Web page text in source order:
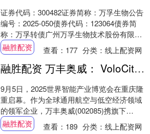
证券代码：300482证券简称：万孚生物公告
编号：2025-050债券代码：123064债券简
称：万孚转债广州万孚生物技术股份有限公
司公司及董事会全体成员保证信....
融胜配资 查看： 177 分类：线上配资网
融胜配资 万丰奥威： VoloCity机型重磅亮相2025世界智能产业博览会 深化UAM领域布局
9月5日，2025世界智能产业博览会在重庆隆
重启幕。作为全球通用航空与低空经济领域
的领军企业，万丰奥威(002085)携旗下
Volocopter的eVTOL主力....
融胜配资 查看： 189 分类：线上配资网